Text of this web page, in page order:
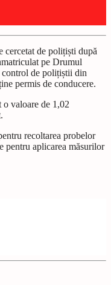
cercetat de polițiști după
pe Drumul
control de polițiștii din
permis de conducere.
valoare de 1,02
recoltarea probelor
pentru aplicarea măsurilor